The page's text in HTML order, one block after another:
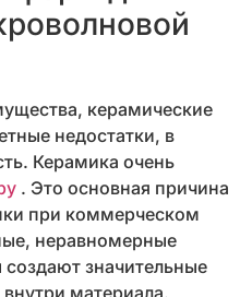
керамические
недостатки, в
Керамика очень
. Это основная причина
при коммерческом
неравномерные
значительные